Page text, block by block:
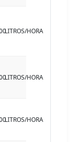
LITROS/HORA
LITROS/HORA
LITROS/HORA